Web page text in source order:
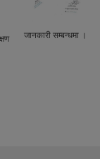
जानकारी सम्बन्धमा ।